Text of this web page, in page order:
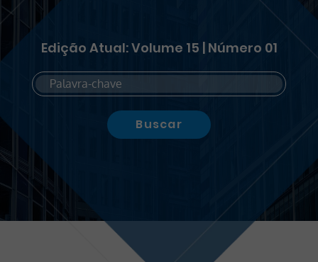
Edição Atual: Volume 15 | Número 01
Buscar